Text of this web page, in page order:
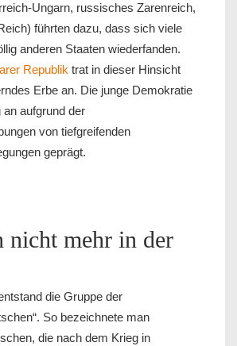
Ungarn, russisches Zarenreich,
führten dazu, dass sich viele
anderen Staaten wiederfanden.
Republik trat in dieser Hinsicht
Erbe an. Die junge Demokratie
aufgrund der
von tiefgreifenden
geprägt.
nicht mehr in der
die Gruppe der
So bezeichnete man
die nach dem Krieg in